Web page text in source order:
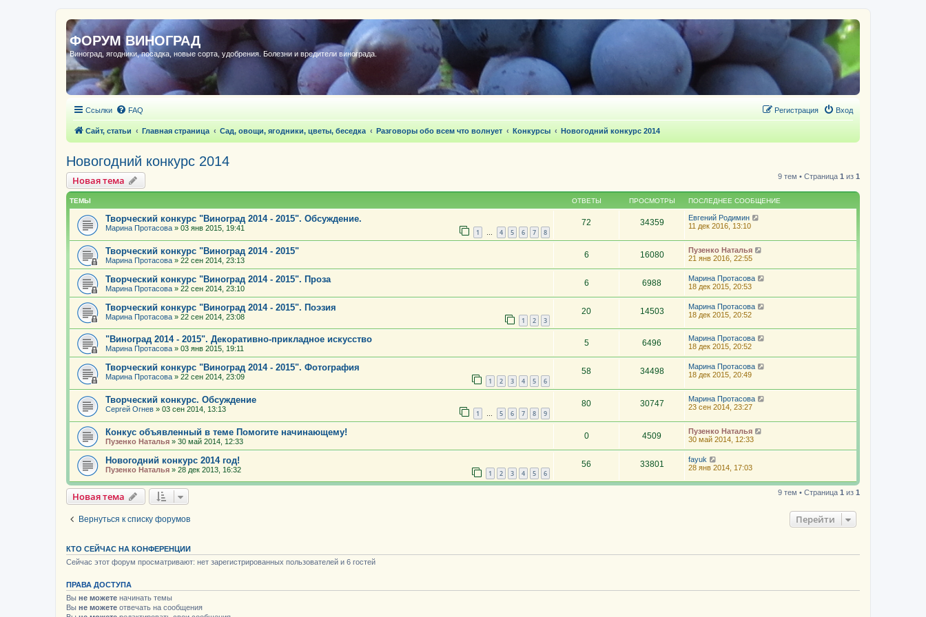
ФОРУМ ВИНОГРАД
Виноград, ягодники, посадка, новые сорта, удобрения. Болезни и вредители винограда.
Ссылки FAQ Вход
Регистрация
Сайт, статьи Главная страница Сад, овощи, ягодники, цветы, беседка Разговоры обо всем что волнует Конкурсы Новогодний конкурс 2014
Новогодний конкурс 2014
Новая тема 9 тем • Страница 1 из 1
ТЕМЫ ОТВЕТЫ ПРОСМОТРЫ ПОСЛЕДНЕЕ СООБЩЕНИЕ
Творческий конкурс "Виноград 2014 - 2015". Обсуждение.
Марина Протасова » 03 янв 2015, 19:41 1 … 4 5 6 7 8
72 34359
Евгений Родимин
11 дек 2016, 13:10
Творческий конкурс "Виноград 2014 - 2015"
Марина Протасова » 22 сен 2014, 23:13
6 16080
Пузенко Наталья
21 янв 2016, 22:55
Творческий конкурс "Виноград 2014 - 2015". Проза
Марина Протасова » 22 сен 2014, 23:10
6 6988
Марина Протасова
18 дек 2015, 20:53
Творческий конкурс "Виноград 2014 - 2015". Поэзия
Марина Протасова » 22 сен 2014, 23:08 1 2 3
20 14503
Марина Протасова
18 дек 2015, 20:52
"Виноград 2014 - 2015". Декоративно-прикладное искусство
Марина Протасова » 03 янв 2015, 19:11
5 6496
Марина Протасова
18 дек 2015, 20:52
Творческий конкурс "Виноград 2014 - 2015". Фотография
Марина Протасова » 22 сен 2014, 23:09 1 2 3 4 5 6
58 34498
Марина Протасова
18 дек 2015, 20:49
Творческий конкурс. Обсуждение
Сергей Огнев » 03 сен 2014, 13:13 1 … 5 6 7 8 9
80 30747
Марина Протасова
23 сен 2014, 23:27
Конкус объявленный в теме Помогите начинающему!
Пузенко Наталья » 30 май 2014, 12:33
0 4509
Пузенко Наталья
30 май 2014, 12:33
Новогодний конкурс 2014 год!
Пузенко Наталья » 28 дек 2013, 16:32 1 2 3 4 5 6
56 33801
fayuk
28 янв 2014, 17:03
Новая тема 9 тем • Страница 1 из 1
Вернуться к списку форумов Перейти
КТО СЕЙЧАС НА КОНФЕРЕНЦИИ
Сейчас этот форум просматривают: нет зарегистрированных пользователей и 6 гостей
ПРАВА ДОСТУПА
Вы не можете начинать темы
Вы не можете отвечать на сообщения